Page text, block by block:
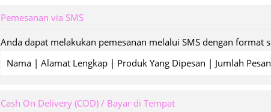
Pemesanan via SMS
Anda dapat melakukan pemesanan melalui SMS dengan format
Nama | Alamat Lengkap | Produk Yang Dipesan | Jumlah Pesan
Cash On Delivery (COD) / Bayar di Tempat